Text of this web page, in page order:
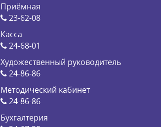
Приёмная
23-62-08
Касса
24-68-01
Художественный руководитель
24-86-86
Методический кабинет
24-86-86
Бухгалтерия